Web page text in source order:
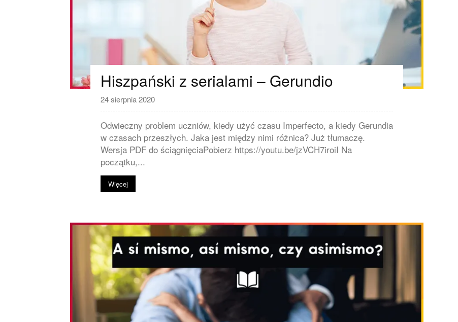
Hiszpański z serialami – Gerundio
24 sierpnia 2020
Odwieczny problem uczniów, kiedy użyć czasu Imperfecto, a kiedy Gerundia
w czasach przeszłych. Jaka jest między nimi różnica? Już tłumaczę.
Wersja PDF do ściągnięciaPobierz https://youtu.be/jzVCH7iroiI Na
początku,...
Więcej